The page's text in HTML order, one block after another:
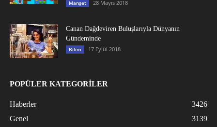
Manşet 28 Mayıs 2018
Canan Dağdeviren Buluşlarıyla Dünyanın
Gündeminde
Bilim 17 Eylül 2018
POPÜLER KATEGORİLER
Haberler
3426
Genel
3139